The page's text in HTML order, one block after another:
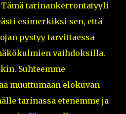
tarinankerrontatyyli
esimerkiksi sen, että
pystyy tarvittaessa
vaihdoksilla.
Suhteemme
muuttumaan elokuvan
tarinassa etenemme ja